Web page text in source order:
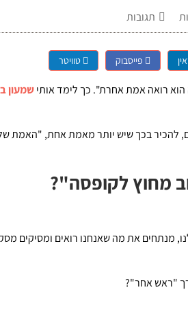
תגובות
פייסבוק טוויטר
הוא רואה אמת אחרת". כך לימד אותישמעון
להכיר בכך שיש יותר מאמת אחת, "האמת
מחוץ לקופסה"?
מנתחים את מה שאנחנו רואים ומסיקים
"ראש אחר"?